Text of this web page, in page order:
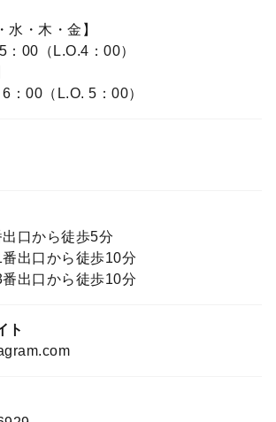
水・木・金】
：00（L.O.4：00）
：00（L.O. 5：00）
口から徒歩5分
出口から徒歩10分
番出口から徒歩10分
ト